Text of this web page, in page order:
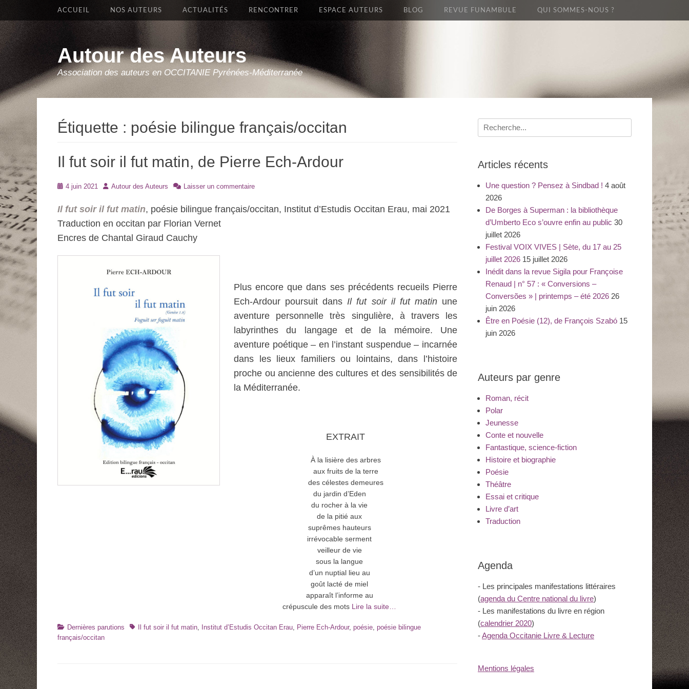
Autour des Auteurs
Association des auteurs en OCCITANIE Pyrénées-Méditerranée
Premier Menu
Aller
ACCUEIL NOS AUTEURS ACTUALITÉS RENCONTRER ESPACE AUTEURS BLOG REVUE FUNAMBULE QUI SOMMES-NOUS ?
Étiquette : poésie bilingue français/occitan
Il fut soir il fut matin, de Pierre Ech-Ardour
Posté4 juin 2021 Auteur
Autour des Auteurs Laisser un commentaire
Il fut soir il fut matin, poésie bilingue français/occitan, Institut d’Estudis Occitan Erau, mai 2021
Traduction en occitan par Florian Vernet
Encres de Chantal Giraud Cauchy
Plus encore que dans ses précédents recueils Pierre
Ech-Ardour poursuit dansIl fut soir il fut matinune
aventure personnelle très singulière, à travers les
labyrinthes du langage et de la mémoire. Une
aventure poétique – en l’instant suspendue – incarnée
dans les lieux familiers ou lointains, dans l’histoire
proche ou ancienne des cultures et des sensibilités de
la Méditerranée.
EXTRAIT
À la lisière des arbres
aux fruits de la terre
des célestes demeures
du jardin d’Eden
du rocher à la vie
de la pitié aux
suprêmes hauteurs
irrévocable serment
veilleur de vie
sous la langue
d’un nuptial lieu au
goût lacté de miel
apparaît l’informe au
crépuscule des mots Lire la suite…
Catégories
Dernières parutions TagsIl fut soir il fut matin, Institut d’Estudis Occitan Erau, Pierre Ech-Ardour, poésie, poésie bilingue
français/occitan
Recherche
pour
Articles récents
Une question ? Pensez à Sindbad ! 4 août
2026
De Borges à Superman : la bibliothèque
d’Umberto Eco s’ouvre enfin au public 30
juillet 2026
Festival VOIX VIVES | Sète, du 17 au 25
juillet 2026 15 juillet 2026
Inédit dans la revue Sigila pour Françoise
Renaud | n° 57 : « Conversions –
Conversões » | printemps – été 2026 26
juin 2026
Être en Poésie (12), de François Szabó 15
juin 2026
Auteurs par genre
Roman, récit
Polar
Jeunesse
Conte et nouvelle
Fantastique, science-fiction
Histoire et biographie
Poésie
Théâtre
Essai et critique
Livre d’art
Traduction
Agenda
- Les principales manifestations littéraires
(agenda du Centre national du livre)
- Les manifestations du livre en région
(calendrier 2020)
-Agenda Occitanie Livre & Lecture
Mentions légales